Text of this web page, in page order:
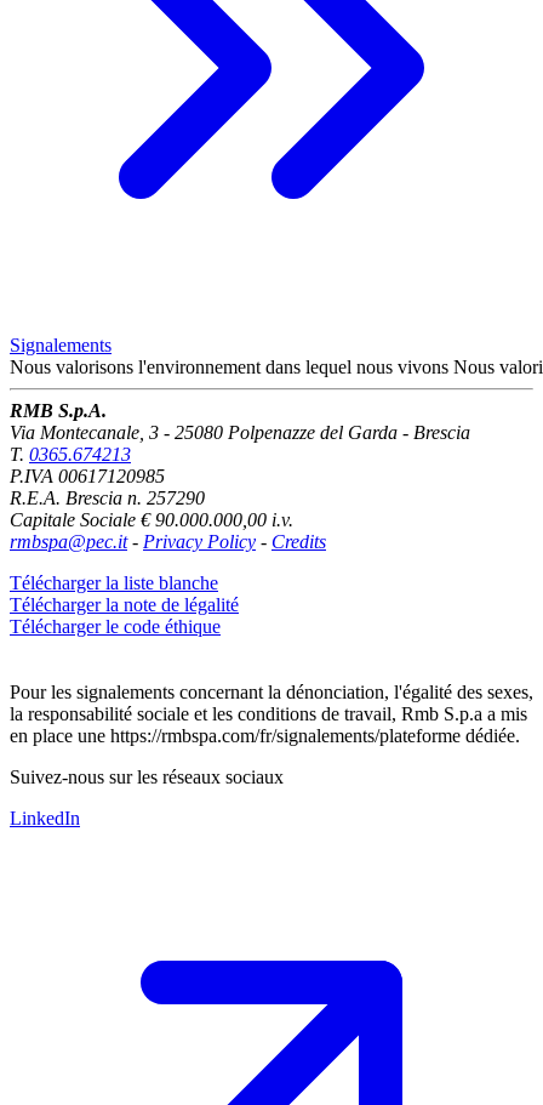
Signalements
Nous valorisons l'environnement dans lequel nous vivons Nous
RMB S.p.A.
Via Montecanale, 3 - 25080 Polpenazze del Garda - Brescia
T. 0365.674213
P.IVA 00617120985
R.E.A. Brescia n. 257290
Capitale Sociale € 90.000.000,00 i.v.
rmbspa@pec.it- Privacy Policy - Credits
Télécharger la liste blanche
Télécharger la note de légalité
Télécharger le code éthique
Pour les signalements concernant la dénonciation, l'égalité des sexes,
la responsabilité sociale et les conditions de travail, Rmb S.p.a a mis
en place une https://rmbspa.com/fr/signalements/plateforme dédiée.
Suivez-nous sur les réseaux sociaux
LinkedIn